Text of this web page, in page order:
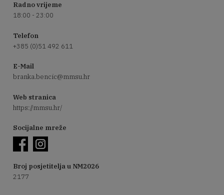
Radno vrijeme
18:00 - 23:00
Telefon
+385 (0)51 492 611
E-Mail
branka.bencic@mmsu.hr
Web stranica
https://mmsu.hr/
Socijalne mreže
Broj posjetitelja u NM2026
2177